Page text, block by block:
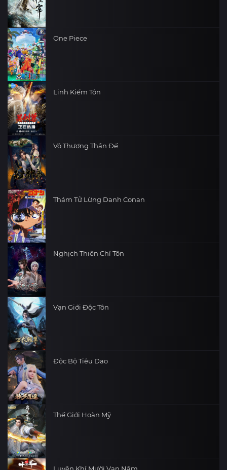
One Piece
Linh Kiếm Tôn
Vô Thượng Thần Đế
Thám Tử Lừng Danh Conan
Nghịch Thiên Chí Tôn
Vạn Giới Độc Tôn
Độc Bộ Tiêu Dao
Thế Giới Hoàn Mỹ